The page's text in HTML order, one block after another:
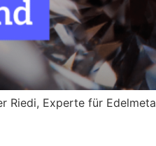
Experte für